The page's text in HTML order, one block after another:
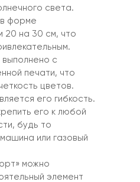
света.
в форме
20 на 30 см, что
с
печати, что
цветов.
его гибкость.
его к любой
будь то
или газовый
можно
элемент